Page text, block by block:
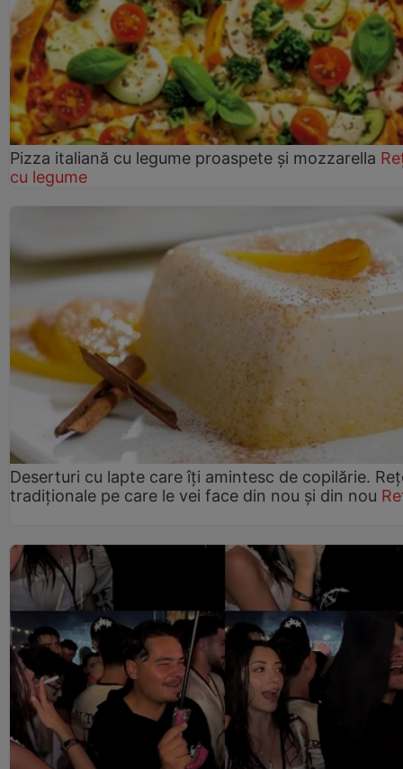
Pizza italiană cu legume proaspete și mozzarella
cu legume
Deserturi cu lapte care îți amintesc de copilărie.
tradiționale pe care le vei face din nou și din nou